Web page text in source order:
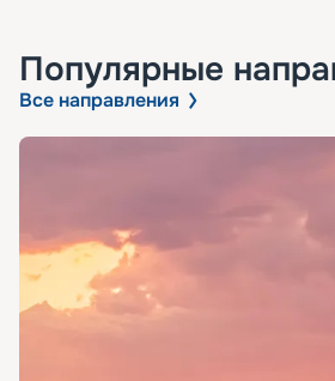
Популярные
Все направления